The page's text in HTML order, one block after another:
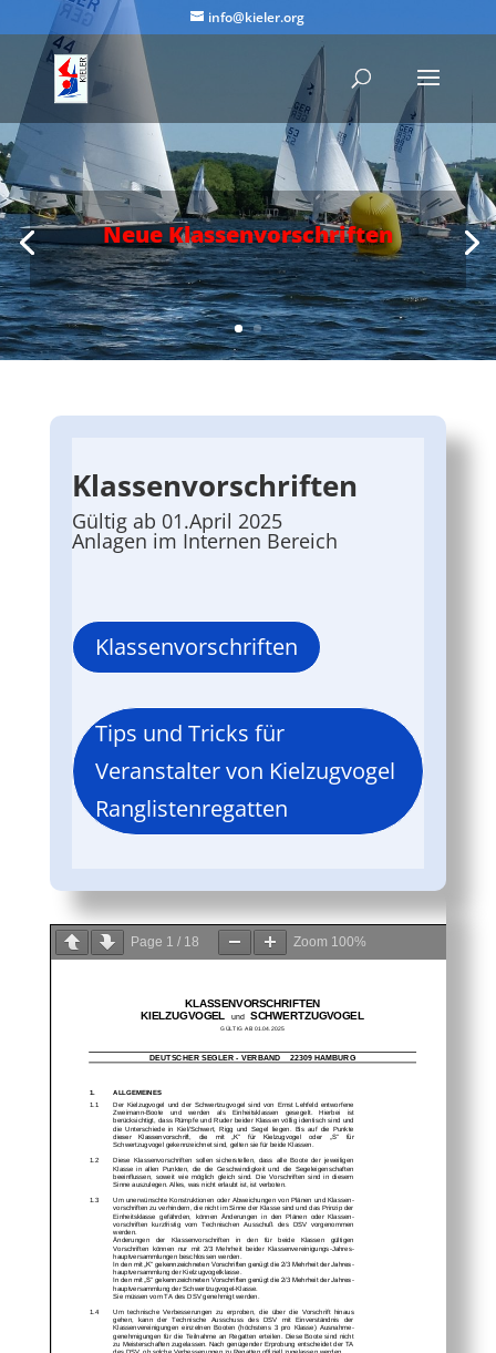
info@kieler.org
Neue Klassenvorschriften
Klassenvorschriften
Gültig ab 01.April 2025
Anlagen im Internen Bereich
Klassenvorschriften
Tips und Tricks für
Veranstalter von Kielzugvogel
Ranglistenregatten
Page 1 / 18 Zoom 100%